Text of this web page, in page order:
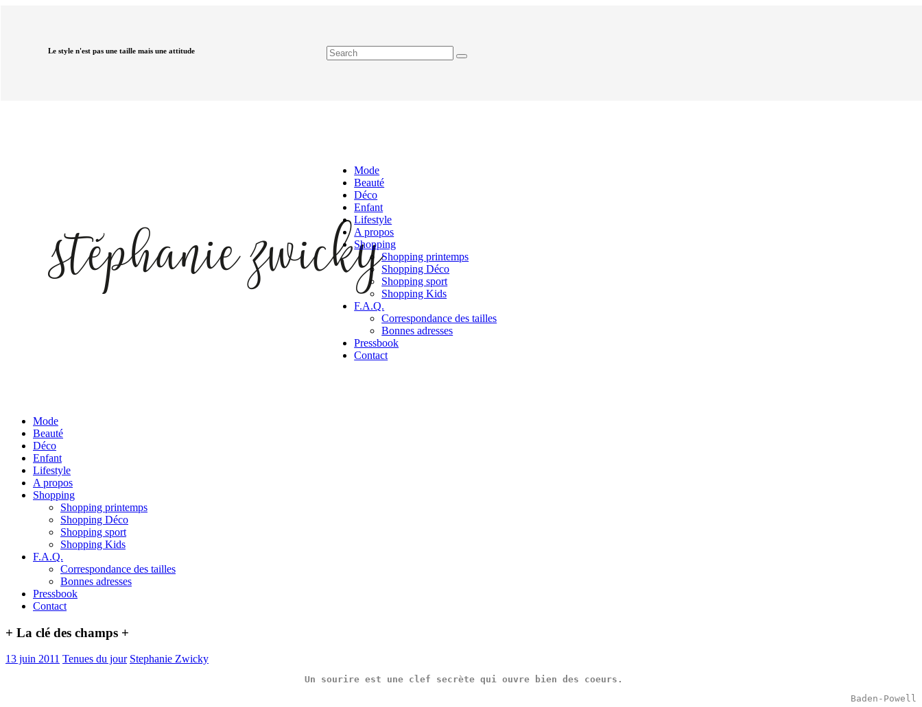
Le style n'est pas une taille mais une attitude
Mode
Beauté
Déco
Enfant
Lifestyle
A propos
Shopping
Shopping printemps
Shopping Déco
Shopping sport
Shopping Kids
F.A.Q.
Correspondance des tailles
Bonnes adresses
Pressbook
Contact
Mode
Beauté
Déco
Enfant
Lifestyle
A propos
Shopping
Shopping printemps
Shopping Déco
Shopping sport
Shopping Kids
F.A.Q.
Correspondance des tailles
Bonnes adresses
Pressbook
Contact
+ La clé des champs +
13 juin 2011 Tenues du jour Stephanie Zwicky
Un sourire est une clef secrète qui ouvre bien des coeurs.
Baden-Powell